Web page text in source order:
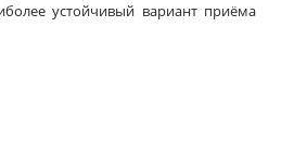
устойчивый вариант приёма